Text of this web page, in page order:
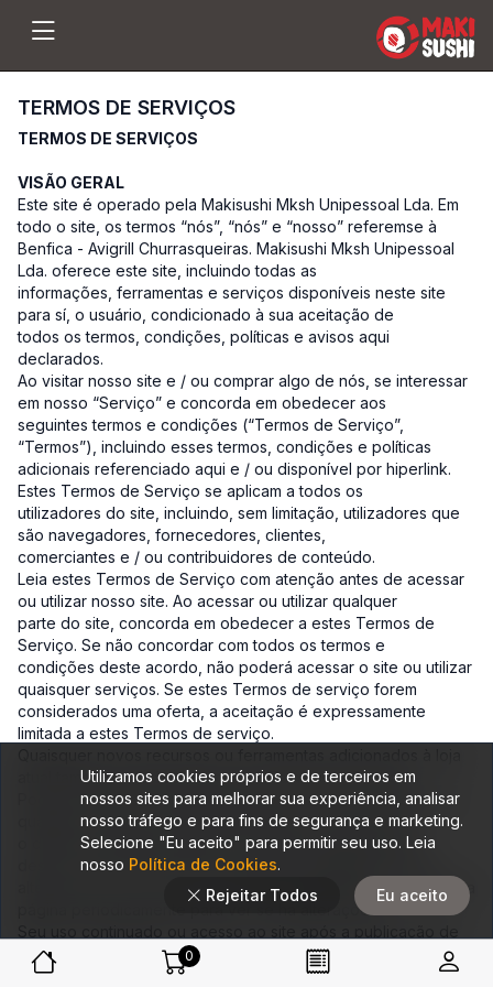
TERMOS DE SERVIÇOS
TERMOS DE SERVIÇOS
VISÃO GERAL
Este site é operado pela Makisushi Mksh Unipessoal Lda. Em
todo o site, os termos “nós”, “nós” e “nosso” referemse à
Benfica - Avigrill Churrasqueiras. Makisushi Mksh Unipessoal
Lda. oferece este site, incluindo todas as
informações, ferramentas e serviços disponíveis neste site
para sí, o usuário, condicionado à sua aceitação de
todos os termos, condições, políticas e avisos aqui
declarados.
Ao visitar nosso site e / ou comprar algo de nós, se interessar
em nosso “Serviço” e concorda em obedecer aos
seguintes termos e condições (“Termos de Serviço”,
“Termos”), incluindo esses termos, condições e políticas
adicionais referenciado aqui e / ou disponível por hiperlink.
Estes Termos de Serviço se aplicam a todos os
utilizadores do site, incluindo, sem limitação, utilizadores que
são navegadores, fornecedores, clientes,
comerciantes e / ou contribuidores de conteúdo.
Leia estes Termos de Serviço com atenção antes de acessar
ou utilizar nosso site. Ao acessar ou utilizar qualquer
parte do site, concorda em obedecer a estes Termos de
Serviço. Se não concordar com todos os termos e
condições deste acordo, não poderá acessar o site ou utilizar
quaisquer serviços. Se estes Termos de serviço forem
considerados uma oferta, a aceitação é expressamente
limitada a estes Termos de serviço.
atual também estarão sujeitos aos Termos de Serviço.
Poderá revisar a versão mais atual dos Termos de Serviço a
qualquer momento nesta página. Nós nos reservamos
o direito de atualizar, alterar ou substituir qualquer parte
destes Termos de Serviço publicando atualizações e / ou
alterações em nosso site. É sua responsabilidade verificar esta
página periodicamente para ver se há alterações.
quaisquer alterações constitui aceitação dessas
alterações.
0
Utilizamos cookies próprios e de terceiros em
nossos sites para melhorar sua experiência, analisar
nosso tráfego e para fins de segurança e marketing.
Selecione "Eu aceito" para permitir seu uso. Leia
nosso Política de Cookies.
Rejeitar Todos
Eu aceito